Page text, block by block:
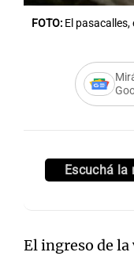
FOTO: El pasacalles,
Escuchá la
El ingreso de